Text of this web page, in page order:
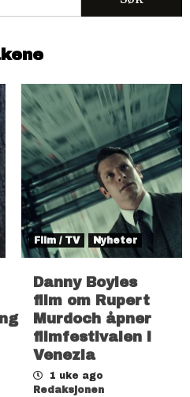
Film / TV Nyheter
Danny Boyles
film om Rupert
Murdoch åpner
filmfestivalen i
Venezia
1 uke ago
Redaksjonen